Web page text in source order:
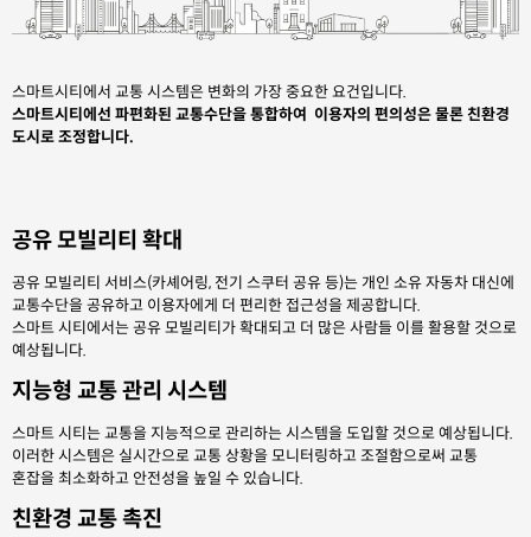
스마트시티에서 교통 시스템은 변화의 가장 중요한 요건입니다.
스마트시티에선 파편화된 교통수단을 통합하여 이용자의 편의성은 물론 친환경
도시로 조정합니다.
공유 모빌리티 확대
공유 모빌리티 서비스(카셰어링, 전기 스쿠터 공유 등)는 개인 소유 자동차 대신에
교통수단을 공유하고 이용자에게 더 편리한 접근성을 제공합니다.
스마트 시티에서는 공유 모빌리티가 확대되고 더 많은 사람들 이를 활용할 것으로
예상됩니다.
지능형 교통 관리 시스템
스마트 시티는 교통을 지능적으로 관리하는 시스템을 도입할 것으로 예상됩니다.
이러한 시스템은 실시간으로 교통 상황을 모니터링하고 조절함으로써 교통
혼잡을 최소화하고 안전성을 높일 수 있습니다.
친환경 교통 촉진